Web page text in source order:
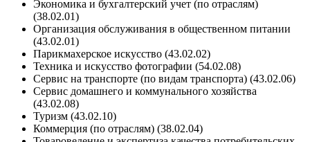
Экономика и бухгалтерский учет (по отраслям)
(38.02.01)
Организация обслуживания в общественном питании
(43.02.01)
Парикмахерское искусство (43.02.02)
Техника и искусство фотографии (54.02.08)
Сервис на транспорте (по видам транспорта) (43.02.06)
Сервис домашнего и коммунального хозяйства
(43.02.08)
Туризм (43.02.10)
Коммерция (по отраслям) (38.02.04)